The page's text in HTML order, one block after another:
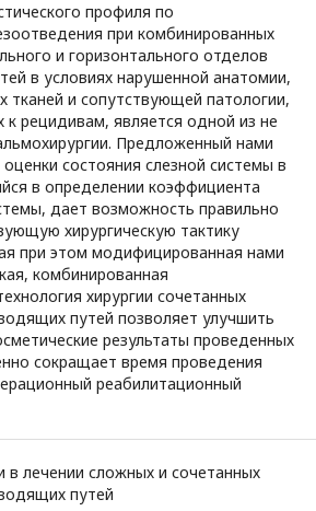
профиля по
при комбинированных
и горизонтального отделов
в условиях нарушенной анатомии,
тканей и сопутствующей патологии,
рецидивам, является одной из не
Предложенный нами
состояния слезной системы в
в определении коэффициента
дает возможность правильно
хирургическую тактику
при этом модифицированная нами
комбинированная
хирургии сочетанных
путей позволяет улучшить
результаты проведенных
сокращает время проведения
реабилитационный